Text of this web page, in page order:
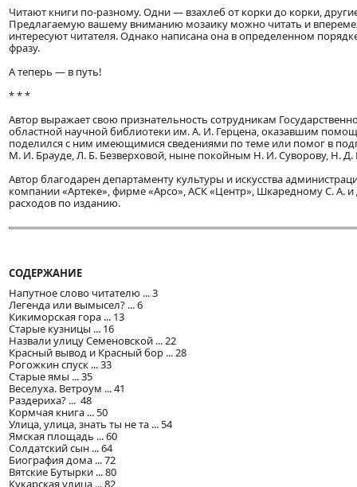
Читают книги по-разному. Одни — взахлеб от корки до корки,
Предлагаемую вашему вниманию мозаику можно читать и
интересуют читателя. Однако написана она в определенном
фразу.
А теперь — в путь!
* * *
Автор выражает свою признательность сотрудникам
областной научной библиотеки им. А. И. Герцена, оказавшим
поделился с ним имеющимися сведениями по теме или помог в
М. И. Брауде, Л. Б. Безверховой, ныне покойным Н. И. Суворову, Н.
Автор благодарен департаменту культуры и искусства
компании «Артеке», фирме «Арсо», АСК «Центр», Шкаредному С. А.
расходов по изданию.
СОДЕРЖАНИЕ
Напутное слово читателю ... 3
Легенда или вымысел? ... 6
Кикиморская гора ... 13
Старые кузницы ... 16
Назвали улицу Семеновской ... 22
Красный вывод и Красный бор ... 28
Рогожкин спуск ... 33
Старые ямы ... 35
Веселуха. Ветроум ... 41
Раздериха? ... 48
Кормчая книга ... 50
Улица, улица, знать ты не та ... 54
Ямская площадь ... 60
Солдатский сын ... 64
Биография дома ... 72
Вятские Бутырки ... 80